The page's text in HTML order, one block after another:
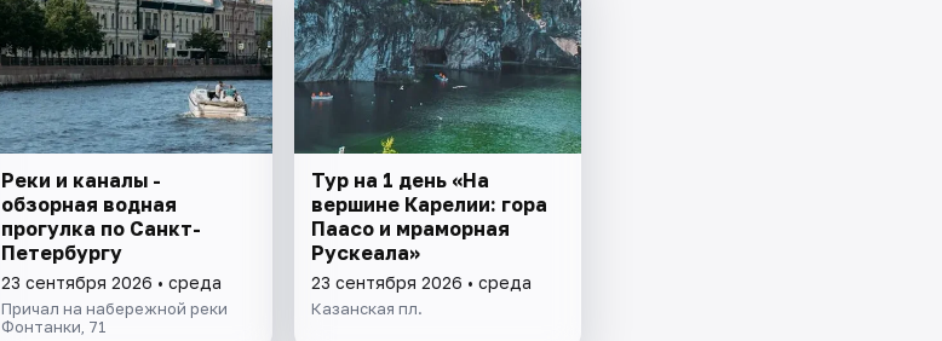
Реки и каналы -
обзорная водная
прогулка по Санкт-
Петербургу
23 сентября 2026 • среда
Причал на набережной реки
Фонтанки, 71
Тур на 1 день «На
вершине Карелии: гора
Паасо и мраморная
Рускеала»
23 сентября 2026 • среда
Казанская пл.